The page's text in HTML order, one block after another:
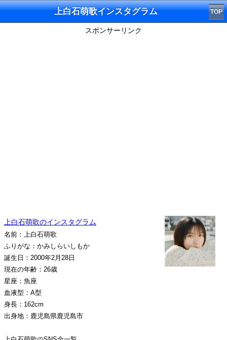
上白石萌歌インスタグラム TOP
スポンサーリンク
上白石萌歌のインスタグラム
名前：上白石萌歌
ふりがな：かみしらいしもか
誕生日：2000年2月28日
現在の年齢：26歳
星座：魚座
血液型：A型
身長：162cm
出身地：鹿児島県鹿児島市